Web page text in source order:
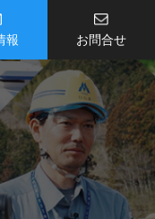
報 お問合せ